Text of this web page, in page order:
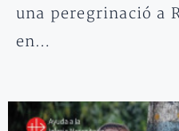
una peregrinació a
en…